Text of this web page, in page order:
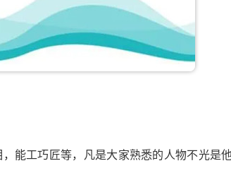
工巧匠等，凡是大家熟悉的人物不光是